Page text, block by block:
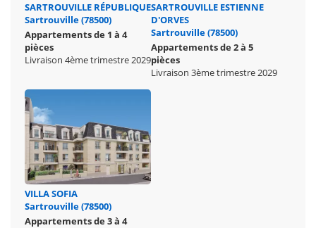
SARTROUVILLE RÉPUBLIQUE
Sartrouville (78500)
Appartements de 1 à 4
pièces
Livraison 4ème trimestre 2029
SARTROUVILLE ESTIENNE
D'ORVES
Sartrouville (78500)
Appartements de 2 à 5
pièces
Livraison 3ème trimestre 2029
VILLA SOFIA
Sartrouville (78500)
Appartements de 3 à 4